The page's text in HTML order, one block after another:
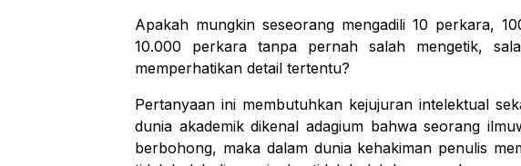
Apakah mungkin seseorang mengadili 10 perkara,
10.000 perkara tanpa pernah salah mengetik,
memperhatikan detail tertentu?
Pertanyaan ini membutuhkan kejujuran intelektual
dunia akademik dikenal adagium bahwa seorang
berbohong, maka dalam dunia kehakiman penulis